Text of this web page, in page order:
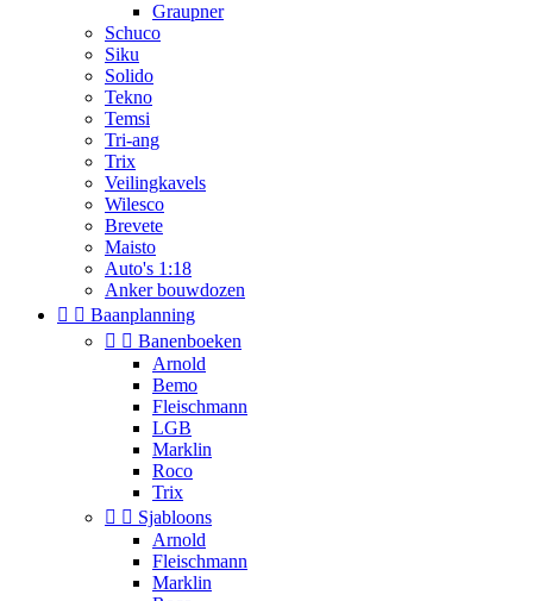
Graupner
Schuco
Siku
Solido
Tekno
Temsi
Tri-ang
Trix
Veilingkavels
Wilesco
Brevete
Maisto
Auto's 1:18
Anker bouwdozen
  Baanplanning
  Banenboeken
Arnold
Bemo
Fleischmann
LGB
Marklin
Roco
Trix
  Sjabloons
Arnold
Fleischmann
Marklin